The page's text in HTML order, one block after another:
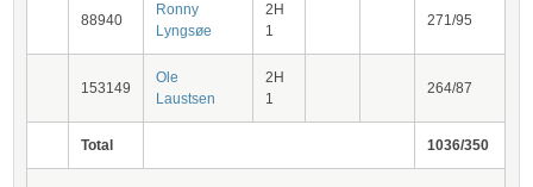
88940
Ronny
Lyngsøe
2H
1
271/95
153149
Ole
Laustsen
2H
1
264/87
Total 1036/350